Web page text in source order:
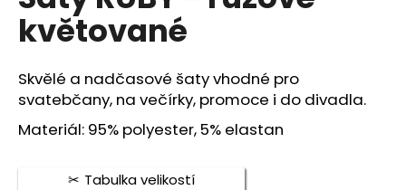
0,0
hvězdiček.
květované
Skvělé a nadčasové šaty vhodné pro
svatebčany, na večírky, promoce i do divadla.
Materiál: 95% polyester, 5% elastan
Tabulka velikostí
a
j
í
t
?